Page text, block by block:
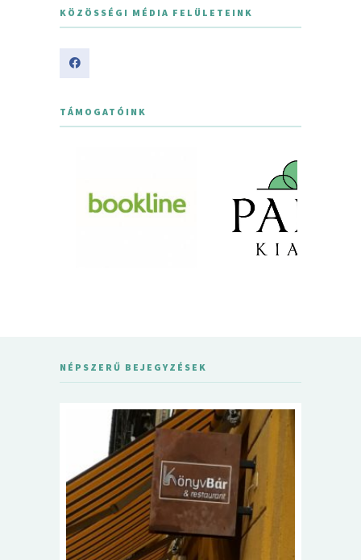
KÖZÖSSÉGI MÉDIA FELÜLETEINK
TÁMOGATÓINK
NÉPSZERŰ BEJEGYZÉSEK